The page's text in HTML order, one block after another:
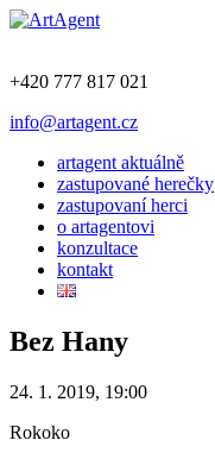
+420 777 817 021
info@artagent.cz
artagent aktuálně
zastupované herečky
zastupovaní herci
o artagentovi
konzultace
kontakt
Bez Hany
24. 1. 2019, 19:00
Rokoko